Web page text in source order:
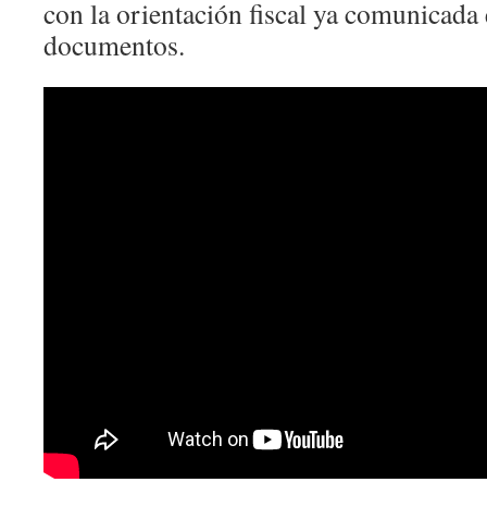
con la orientación fiscal ya comunicada
documentos.